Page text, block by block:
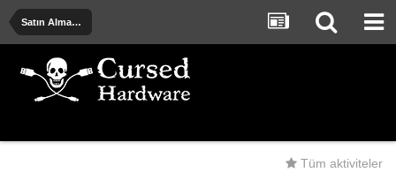
Satın Alma Önerileri - Deneyimler - Uyarılar
Tüm aktiviteler